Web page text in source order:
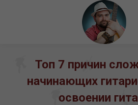
Топ 7 причин
начинающих
освоении